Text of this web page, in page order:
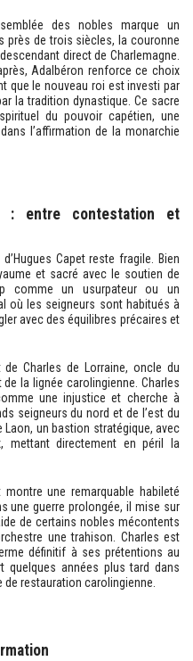
des nobles marque un
près de trois siècles, la couronne
direct de Charlemagne.
Adalbéron renforce ce choix
que le nouveau roi est investi par
la tradition dynastique. Ce sacre
du pouvoir capétien, une
l’affirmation de la monarchie
entre contestation et
Capet reste fragile. Bien
et sacré avec le soutien de
comme un usurpateur ou un
où les seigneurs sont habitués à
avec des équilibres précaires et
Charles de Lorraine, oncle du
la lignée carolingienne. Charles
une injustice et cherche à
seigneurs du nord et de l’est du
Laon, un bastion stratégique, avec
mettant directement en péril la
une remarquable habileté
une guerre prolongée, il mise sur
de certains nobles mécontents
une trahison. Charles est
définitif à ses prétentions au
quelques années plus tard dans
de restauration carolingienne.